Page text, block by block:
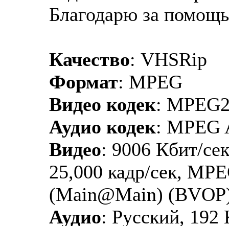
Благодарю за
Качество: VHSRip
Формат: MPEG
Видео кодек:
Аудио кодек: MPEG
Видео: 9006 Кбит/
25,000 кадр/сек,
(Main@Main)
Аудио: Русский, 192